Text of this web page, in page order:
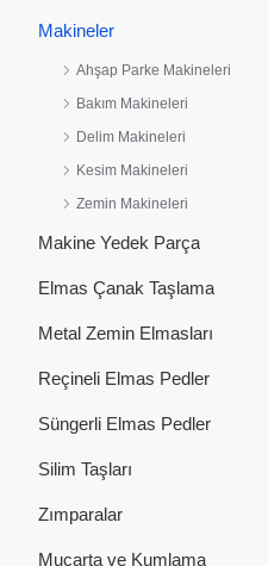
Makineler
Ahşap Parke Makineleri
Bakım Makineleri
Delim Makineleri
Kesim Makineleri
Zemin Makineleri
Makine Yedek Parça
Elmas Çanak Taşlama
Metal Zemin Elmasları
Reçineli Elmas Pedler
Süngerli Elmas Pedler
Silim Taşları
Zımparalar
Mucarta ve Kumlama